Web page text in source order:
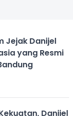
Jejak Danijel
yang Resmi
Danijel